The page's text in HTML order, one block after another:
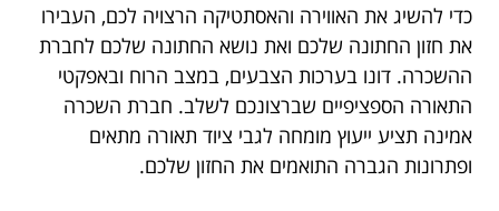
כדי להשיג את האווירה והאסתטיקה הרצויה לכם, העבירו
את חזון החתונה שלכם ואת נושא החתונה שלכם לחברת
ההשכרה. דונו בערכות הצבעים, במצב הרוח ובאפקטי
התאורה הספציפיים שברצונכם לשלב. חברת השכרה
אמינה תציע ייעוץ מומחה לגבי ציוד תאורה מתאים
ופתרונות הגברה התואמים את החזון שלכם.